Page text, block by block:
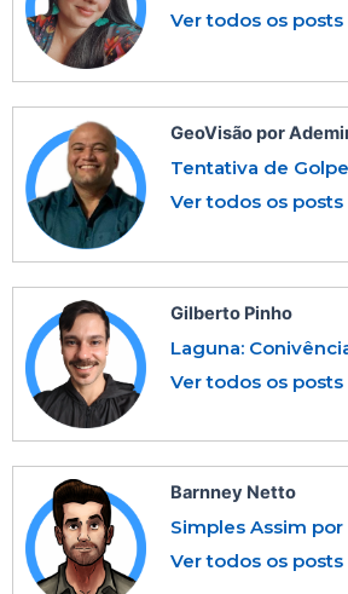
Ver todos os posts
GeoVisão por
Tentativa de
Ver todos os posts
Gilberto Pinho
Laguna:
Ver todos os posts
Barnney Netto
Simples Assim por
Ver todos os posts